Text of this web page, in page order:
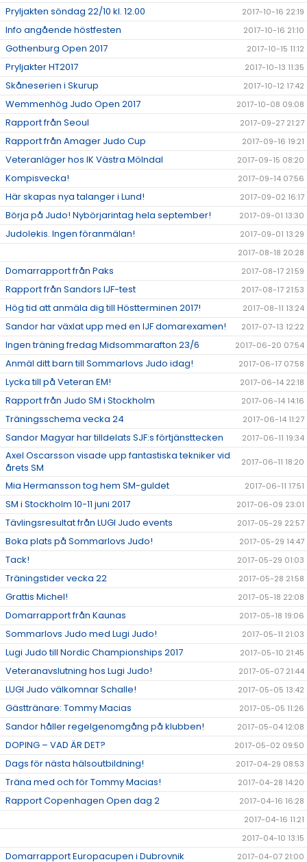
Pryljakten söndag 22/10 kl. 12.00 2017-10-16 22:19
Info angående höstfesten 2017-10-16 21:10
Gothenburg Open 2017 2017-10-15 11:12
Pryljakter HT2017 2017-10-13 11:35
Skåneserien i Skurup 2017-10-12 17:42
Wemmenhög Judo Open 2017 2017-10-08 09:08
Rapport från Seoul 2017-09-27 21:27
Rapport från Amager Judo Cup 2017-09-16 19:21
Veteranläger hos IK Västra Mölndal 2017-09-15 08:20
Kompisvecka! 2017-09-14 07:56
Här skapas nya talanger i Lund! 2017-09-02 16:17
Börja på Judo! Nybörjarintag hela september! 2017-09-01 13:30
Judolekis. Ingen föranmälan!
2017-09-01 13:29
2017-08-18 20:28
Domarrapport från Paks 2017-08-17 21:59
Rapport från Sandors IJF-test 2017-08-17 21:53
Hög tid att anmäla dig till Höstterminen 2017! 2017-08-11 13:24
Sandor har växlat upp med en IJF domarexamen! 2017-07-13 12:22
Ingen träning fredag Midsommarafton 23/6 2017-06-20 07:54
Anmäl ditt barn till Sommarlovs Judo idag! 2017-06-17 07:58
Lycka till på Veteran EM! 2017-06-14 22:18
Rapport från Judo SM i Stockholm 2017-06-14 14:16
Träningsschema vecka 24 2017-06-14 11:27
Sandor Magyar har tilldelats SJF:s förtjänsttecken 2017-06-11 19:34
Axel Oscarsson visade upp fantastiska tekniker vid
årets SM
2017-06-11 18:20
Mia Hermansson tog hem SM-guldet 2017-06-11 17:51
SM i Stockholm 10-11 juni 2017 2017-06-09 23:01
Tävlingsresultat från LUGI Judo events 2017-05-29 22:57
Boka plats på Sommarlovs Judo! 2017-05-29 14:47
Tack! 2017-05-29 01:03
Träningstider vecka 22 2017-05-28 21:58
Grattis Michel! 2017-05-18 22:08
Domarrapport från Kaunas 2017-05-18 19:06
Sommarlovs Judo med Lugi Judo! 2017-05-11 21:03
Lugi Judo till Nordic Championships 2017 2017-05-10 21:45
Veteranavslutning hos Lugi Judo! 2017-05-07 21:44
LUGI Judo välkomnar Schalle! 2017-05-05 13:42
Gästtränare: Tommy Macias 2017-05-05 11:26
Sandor håller regelgenomgång på klubben! 2017-05-04 12:08
DOPING – VAD ÄR DET? 2017-05-02 09:50
Dags för nästa hälsoutbildning! 2017-04-29 08:53
Träna med och för Tommy Macias! 2017-04-28 14:20
Rapport Copenhagen Open dag 2
2017-04-16 16:28
2017-04-16 11:21
2017-04-10 13:15
Domarrapport Europacupen i Dubrovnik 2017-04-07 21:00